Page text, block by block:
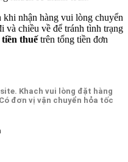
nhận hàng vui lòng chuyển
và chiều về để tránh tình trạng
thuếtrên tổng tiền đơn
Khach vui lòng đặt hàng
đơn vị vận chuyển hỏa tốc